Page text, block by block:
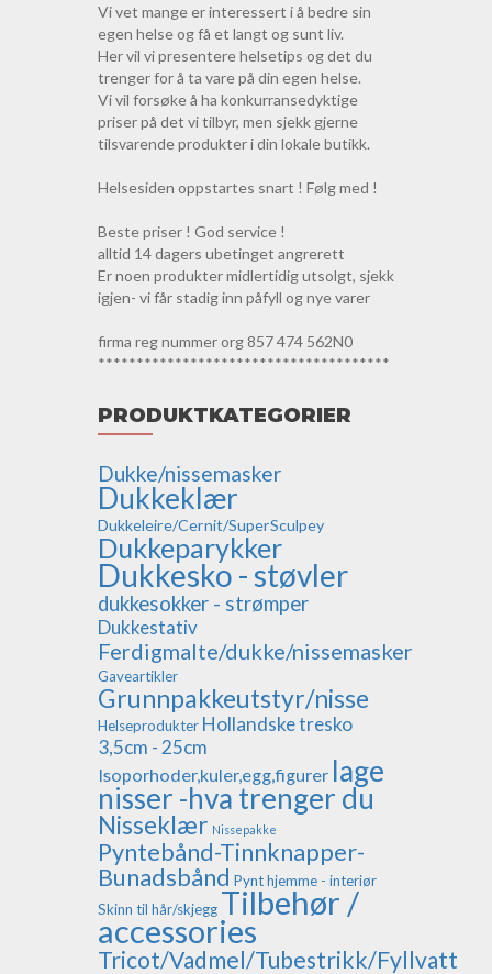
Vi vet mange er interessert i å bedre sin
egen helse og få et langt og sunt liv.
Her vil vi presentere helsetips og det du
trenger for å ta vare på din egen helse.
Vi vil forsøke å ha konkurransedyktige
priser på det vi tilbyr, men sjekk gjerne
tilsvarende produkter i din lokale butikk.
Helsesiden oppstartes snart ! Følg med !
Beste priser ! God service !
alltid 14 dagers ubetinget angrerett
Er noen produkter midlertidig utsolgt, sjekk
igjen- vi får stadig inn påfyll og nye varer
firma reg nummer org 857 474 562N0
**************************************
PRODUKTKATEGORIER
Dukke/nissemasker
Dukkeklær
Dukkeleire/Cernit/SuperSculpey
Dukkeparykker
Dukkesko - støvler
dukkesokker - strømper
Dukkestativ
Ferdigmalte/dukke/nissemasker
Gaveartikler
Grunnpakkeutstyr/nisse
Helseprodukter Hollandske tresko
3,5cm - 25cm
Isoporhoder,kuler,egg,figurer lage
nisser -hva trenger du
Nisseklær Nissepakke
Pyntebånd-Tinnknapper-
Bunadsbånd Pynt hjemme - interiør
Skinn til hår/skjegg Tilbehør /
accessories
Tricot/Vadmel/Tubestrikk/Fyllvatt